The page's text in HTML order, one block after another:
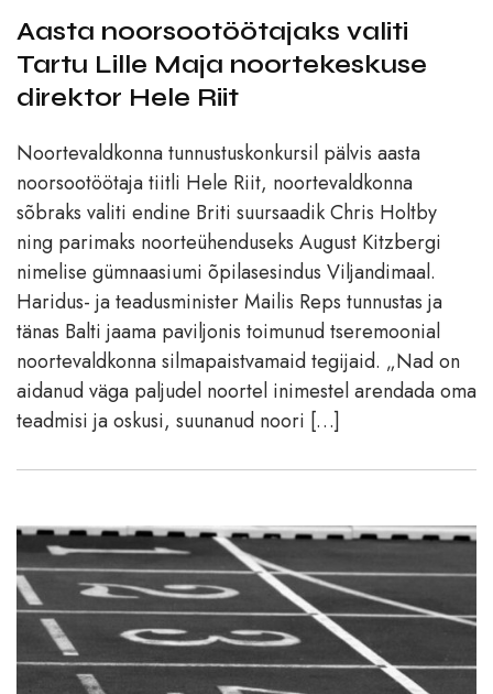
Aasta noorsootöötajaks valiti
Tartu Lille Maja noortekeskuse
direktor Hele Riit
Noortevaldkonna tunnustuskonkursil pälvis aasta
noorsootöötaja tiitli Hele Riit, noortevaldkonna
sõbraks valiti endine Briti suursaadik Chris Holtby
ning parimaks noorteühenduseks August Kitzbergi
nimelise gümnaasiumi õpilasesindus Viljandimaal.
Haridus- ja teadusminister Mailis Reps tunnustas ja
tänas Balti jaama paviljonis toimunud tseremoonial
noortevaldkonna silmapaistvamaid tegijaid. „Nad on
aidanud väga paljudel noortel inimestel arendada oma
teadmisi ja oskusi, suunanud noori […]